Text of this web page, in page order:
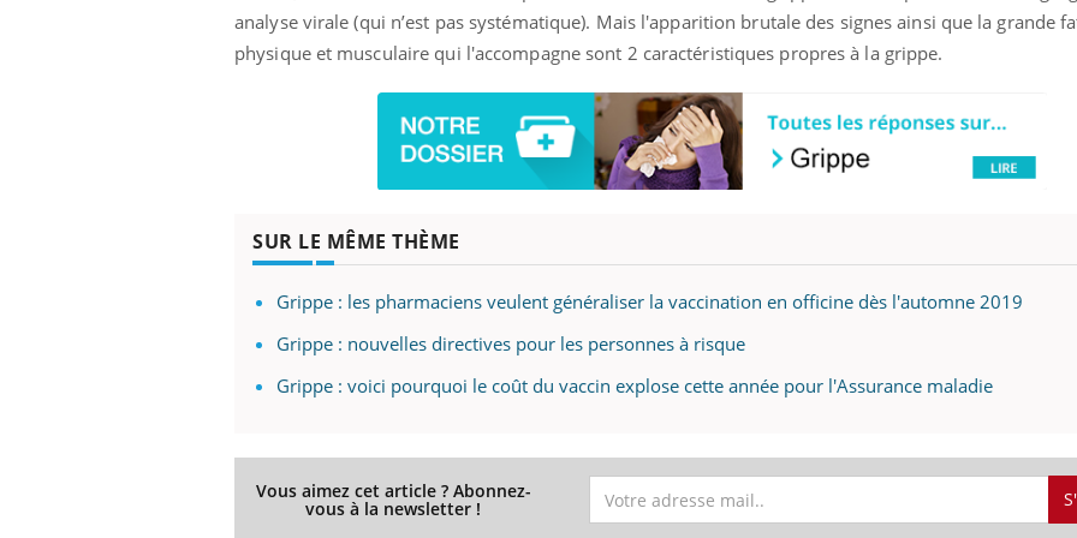
analyse virale (qui n’est pas systématique). Mais l'apparition brutale des signes ainsi que la grande
physique et musculaire qui l'accompagne sont 2 caractéristiques propres à la grippe.
SUR LE MÊME THÈME
Grippe : les pharmaciens veulent généraliser la vaccination en officine dès l'automne 2019
Grippe : nouvelles directives pour les personnes à risque
Grippe : voici pourquoi le coût du vaccin explose cette année pour l'Assurance maladie
Vous aimez cet article ? Abonnez-
vous à la newsletter !